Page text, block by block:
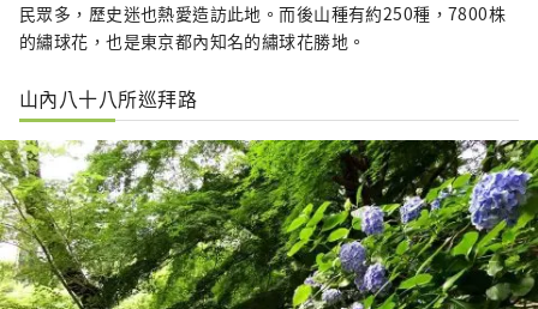
民眾多，歷史迷也熱愛造訪此地。而後山種有約250種，7800株
的繡球花，也是東京都內知名的繡球花勝地。
山內八十八所巡拜路